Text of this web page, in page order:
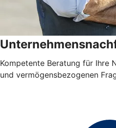
Kompetente Beratung für Ihre
und vermögensbezogenen